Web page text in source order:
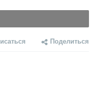
Поделиться